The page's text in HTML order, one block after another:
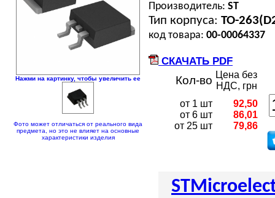
Нажми на картинку, чтобы увеличить ее
Фото может отличаться от реального вида
предмета, но это не влияет на основные
характеристики изделия
Производитель: ST
Тип корпуса: TO-
код товара: 00-00064337
СКАЧАТЬ PDF
Кол-во Цена без
НДС, грн
от 1 шт
от 6 шт
от 25 шт
92,50
86,01
79,86